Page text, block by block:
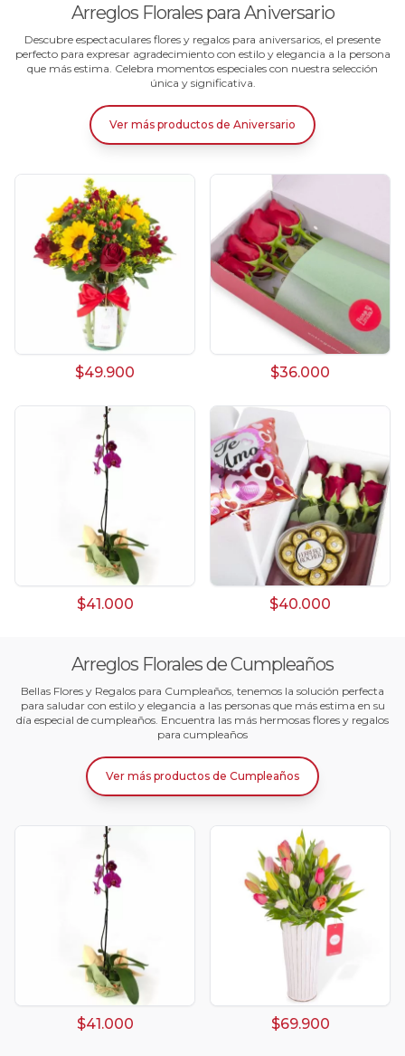
Arreglos Florales para Aniversario
Descubre espectaculares flores y regalos para aniversarios, el presente
perfecto para expresar agradecimiento con estilo y elegancia a la persona
que más estima. Celebra momentos especiales con nuestra selección
única y significativa.
Ver más productos de Aniversario
$49.900 $36.000
$41.000 $40.000
Arreglos Florales de Cumpleaños
Bellas Flores y Regalos para Cumpleaños, tenemos la solución perfecta
para saludar con estilo y elegancia a las personas que más estima en su
día especial de cumpleaños. Encuentra las más hermosas flores y regalos
para cumpleaños
Ver más productos de Cumpleaños
$41.000 $69.900